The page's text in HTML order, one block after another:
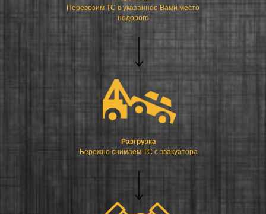
Перевозим ТС в указанное Вами место
недорого
Разгрузка
Бережно снимаем ТС с эвакуатора